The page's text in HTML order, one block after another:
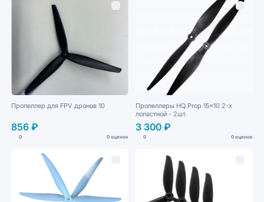
Пропеллер для FPV дронов 10
856 ₽
0 0 оценок
Пропеллеры HQ Prop 15x10 2-х
лопастной - 2шт.
3 300 ₽
0 0 оценок